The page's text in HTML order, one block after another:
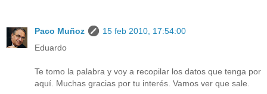
Paco Muñoz
15 feb 2010, 17:54:00
Eduardo
Te tomo la palabra y voy a recopilar los datos que tenga por
aquí. Muchas gracias por tu interés. Vamos ver que sale.